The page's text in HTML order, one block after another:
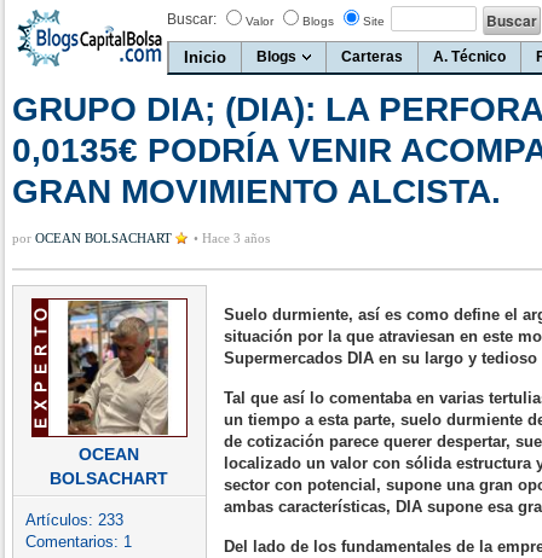
Buscar: Valor Blogs Site
Inicio Blogs Carteras A. Técnico
GRUPO DIA; (DIA): LA
0,0135€ PODRÍA VENIR
GRAN MOVIMIENTO ALCISTA.
por OCEAN BOLSACHART • Hace 3 años
OCEAN
BOLSACHART
Artículos: 233
Comentarios: 1
Suelo durmiente, así es como define el
situación por la que atraviesan en este
Supermercados DIA en su largo y
Tal que así lo comentaba en varias
un tiempo a esta parte, suelo durmiente
de cotización parece querer despertar,
localizado un valor con sólida estructura
sector con potencial, supone una gran
ambas características, DIA supone esa
Del lado de los fundamentales de la